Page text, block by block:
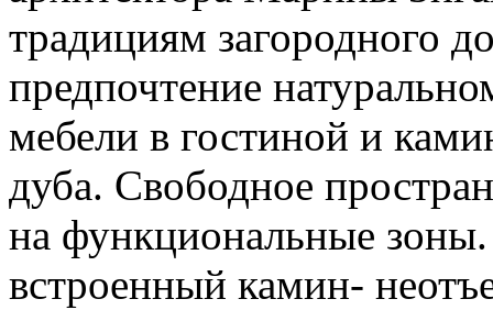
традициям загородного
предпочтение
мебели в гостиной и
дуба. Свободное
на функциональные
встроенный камин-